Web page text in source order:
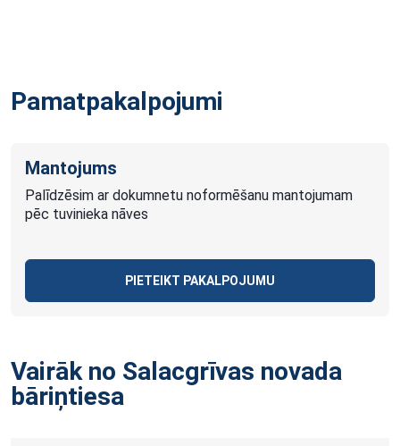
Pamatpakalpojumi
Mantojums
Palīdzēsim ar dokumnetu noformēšanu mantojumam
pēc tuvinieka nāves
PIETEIKT PAKALPOJUMU
Vairāk no Salacgrīvas novada
bāriņtiesa